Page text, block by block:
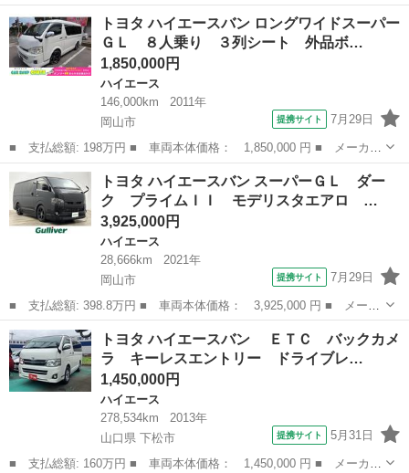
名： トヨタ ■ 車種名： ハイエースワゴン ■ グレード名： Ｇ
Ｌ キャンピングキット・冷蔵庫・シンク・カーテン メモリーナ
ビ・フルセグ...
岡山 岡山市 ハイエース
トヨタ ハイエースバン ロングワイドスーパー
ＧＬ ８人乗り ３列シート 外品ボ…
1,850,000円
ハイエース
146,000km
2011年
岡山市
提携サイト 7月29日
■ 支払総額: 198万円 ■ 車両本体価格： 1,850,000 円 ■ メーカー
名： トヨタ ■ 車種名： ハイエースバン ■ グレード名： ロン
グワイドスーパーＧＬ ８人乗り ３列シート 外品ボンネット・Ｆ
スポイラー...
岡山 岡山市 ハイエース
トヨタ ハイエースバン スーパーＧＬ ダー
ク プライムＩＩ モデリスタエアロ …
3,925,000円
ハイエース
28,666km
2021年
岡山市
提携サイト 7月29日
■ 支払総額: 398.8万円 ■ 車両本体価格： 3,925,000 円 ■ メーカ
ー名： トヨタ ■ 車種名： ハイエースバン ■ グレード名： ス
ーパーＧＬ ダーク プライムＩＩ モデリスタエアロ バッドフェ
イスボン...
岡山 岡山市 ハイエース
トヨタ ハイエースバン ＥＴＣ バックカメ
ラ キーレスエントリー ドライブレ…
1,450,000円
ハイエース
278,534km
2013年
山口県 下松市
提携サイト 5月31日
■ 支払総額: 160万円 ■ 車両本体価格： 1,450,000 円 ■ メーカー